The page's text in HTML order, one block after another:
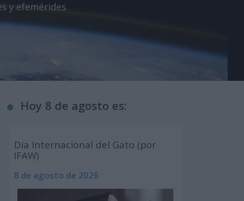
y efemérides.
Hoy 8 de agosto es:
Dia Internacional del Gato (por
IFAW)
8 de agosto de 2026